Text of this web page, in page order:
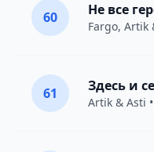
60 Не все
Fargo, Artik
61 Здесь и
Artik & Asti